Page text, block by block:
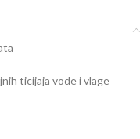
ticijaja vode i vlage